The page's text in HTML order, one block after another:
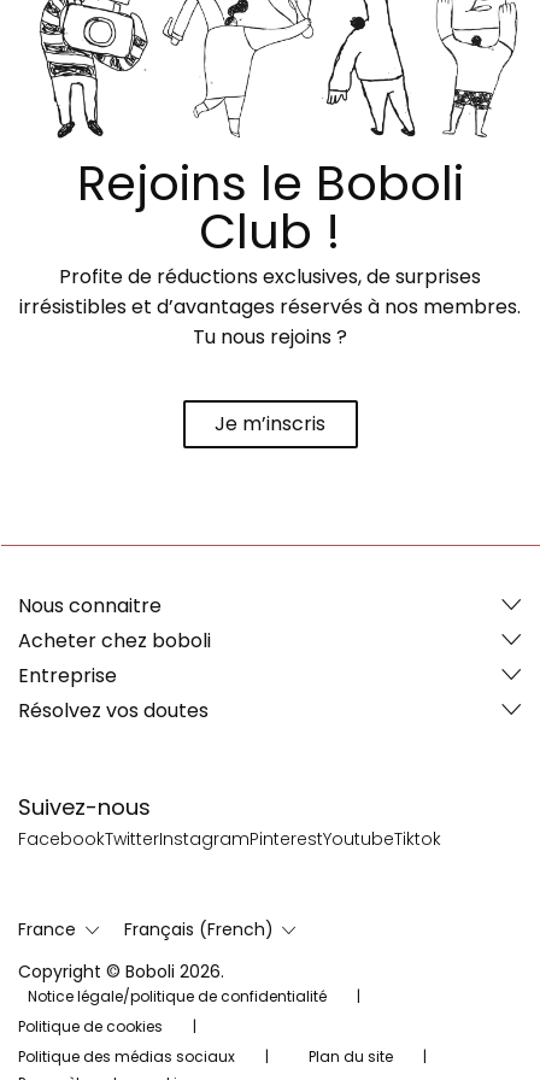
Rejoins le Boboli
Club !
Profite de réductions exclusives, de surprises
irrésistibles et d’avantages réservés à nos membres.
Tu nous rejoins ?
Je m’inscris
Suivez-nous
FacebookTwitterInstagramPinterestYoutubeTiktok
Nous connaitre
Acheter chez boboli
Entreprise
Résolvez vos doutes
France
Français (French)
Copyright © Boboli 2026.
Notice légale/politique de confidentialité
Politique de cookies
Politique des médias sociaux
Plan du site